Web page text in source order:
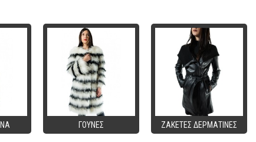
ΓΟΥΝΕΣ ΖΑΚΕΤΕΣ ΔΕΡΜΑΤΙΝΕΣ